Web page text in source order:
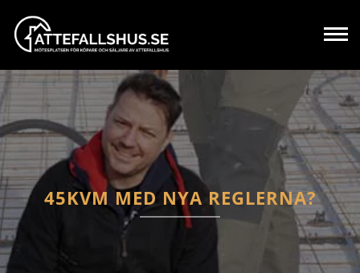
45KVM MED NYA REGLERNA?